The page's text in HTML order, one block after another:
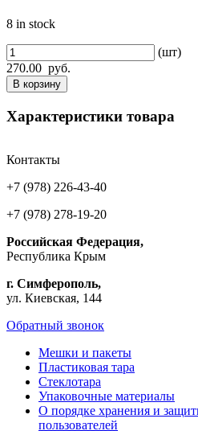
8 in stock
(шт)
270.00 руб.
В корзину
Характеристики товара
Контакты
+7 (978) 226-43-40
+7 (978) 278-19-20
Российская Федерация,
Республика Крым
г. Симферополь,
ул. Киевская, 144
Обратный звонок
Мешки и пакеты
Пластиковая тара
Стеклотара
Упаковочные материалы
О порядке хранения и
пользователей